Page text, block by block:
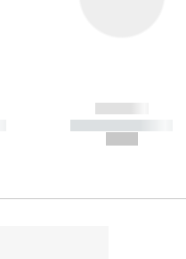
------------
----------- -----------